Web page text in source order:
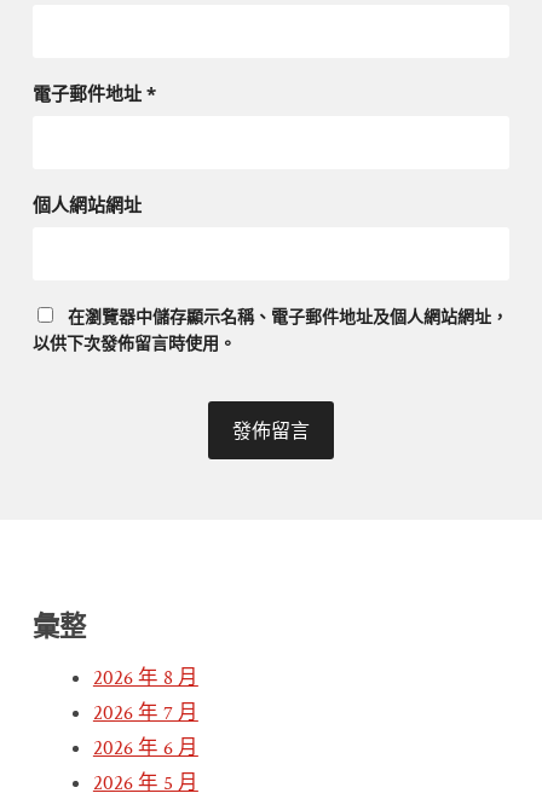
電子郵件地址 *
個人網站網址
在瀏覽器中儲存顯示名稱、電子郵件地址及個人網站網址，
以供下次發佈留言時使用。
彙整
2026 年 8 月
2026 年 7 月
2026 年 6 月
2026 年 5 月